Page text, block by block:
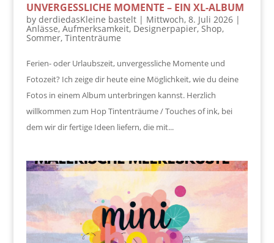
UNVERGESSLICHE MOMENTE – EIN XL-ALBUM
by derdiedasKleine bastelt| Mittwoch, 8. Juli 2026|
Anlässe, Aufmerksamkeit, Designerpapier, Shop,
Sommer, Tintenträume
Ferien- oder Urlaubszeit, unvergessliche Momente und
Fotozeit? Ich zeige dir heute eine Möglichkeit, wie du deine
Fotos in einem Album unterbringen kannst. Herzlich
willkommen zum Hop Tintenträume / Touches of ink, bei
dem wir dir fertige Ideen liefern, die mit...